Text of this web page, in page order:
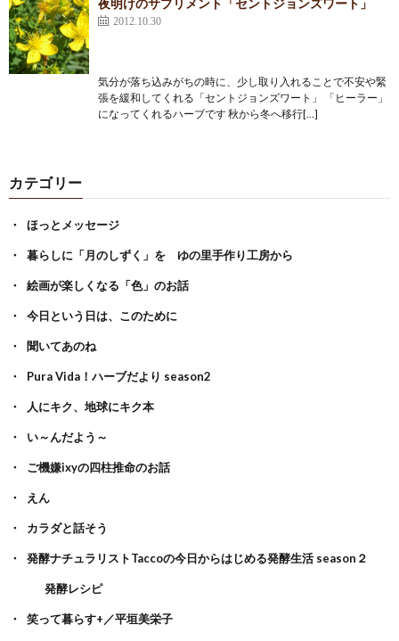
夜明けのサプリメント「セントジョンズワート」
2012.10.30
気分が落ち込みがちの時に、少し取り入れることで不安や緊
張を緩和してくれる「セントジョンズワート」 「ヒーラー」
になってくれるハーブです 秋から冬へ移行[…]
カテゴリー
ほっとメッセージ
暮らしに「月のしずく」を ゆの里手作り工房から
絵画が楽しくなる「色」のお話
今日という日は、このために
聞いてあのね
Pura Vida！ハーブだより season2
人にキク、地球にキク本
い～んだよう～
ご機嫌ixyの四柱推命のお話
えん
カラダと話そう
発酵ナチュラリストTaccoの今日からはじめる発酵生活 season２
発酵レシピ
笑って暮らす+／平垣美栄子